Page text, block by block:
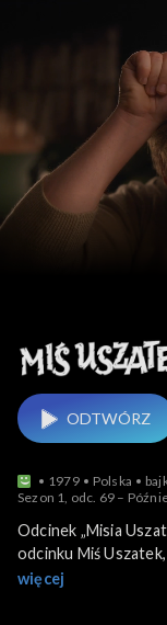
ODTWÓRZ
1979 Polska
Sezon 1, odc. 69 –
Odcinek „Misia
odcinku Miś
prasy dziecięcej,
więcej